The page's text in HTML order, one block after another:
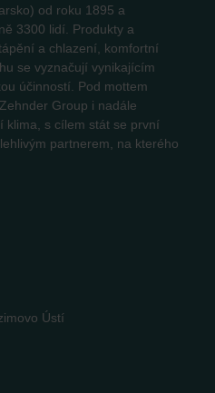
od roku 1895 a
3300 lidí. Produkty a
a chlazení, komfortní
se vyznačují vynikajícím
účinností. Pod mottem
Group i nadále
klima, s cílem stát se první
partnerem, na kterého
Ústí